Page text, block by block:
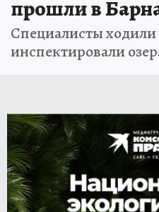
прошли в
Специалисты
инспектировали